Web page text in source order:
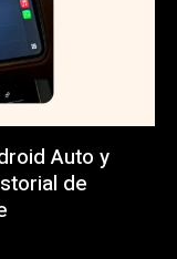
Auto y
de